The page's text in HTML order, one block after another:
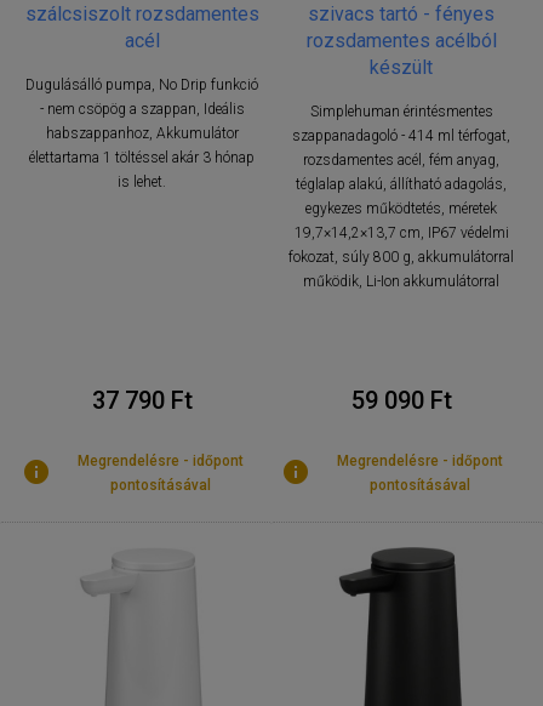
szálcsiszolt rozsdamentes
acél
Dugulásálló pumpa, No Drip funkció
- nem csöpög a szappan, Ideális
habszappanhoz, Akkumulátor
élettartama 1 töltéssel akár 3 hónap
is lehet.
37 790 Ft
Megrendelésre - időpont
pontosításával
szivacs tartó - fényes
rozsdamentes acélból
készült
Simplehuman érintésmentes
szappanadagoló - 414 ml térfogat,
rozsdamentes acél, fém anyag,
téglalap alakú, állítható adagolás,
egykezes működtetés, méretek
19,7×14,2×13,7 cm, IP67 védelmi
fokozat, súly 800 g, akkumulátorral
működik, Li-Ion akkumulátorral
59 090 Ft
Megrendelésre - időpont
pontosításával